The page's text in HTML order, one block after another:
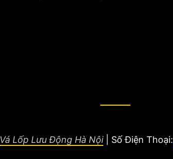
Vá Lốp Lưu Động Hà Nội Số Điện Thoại: